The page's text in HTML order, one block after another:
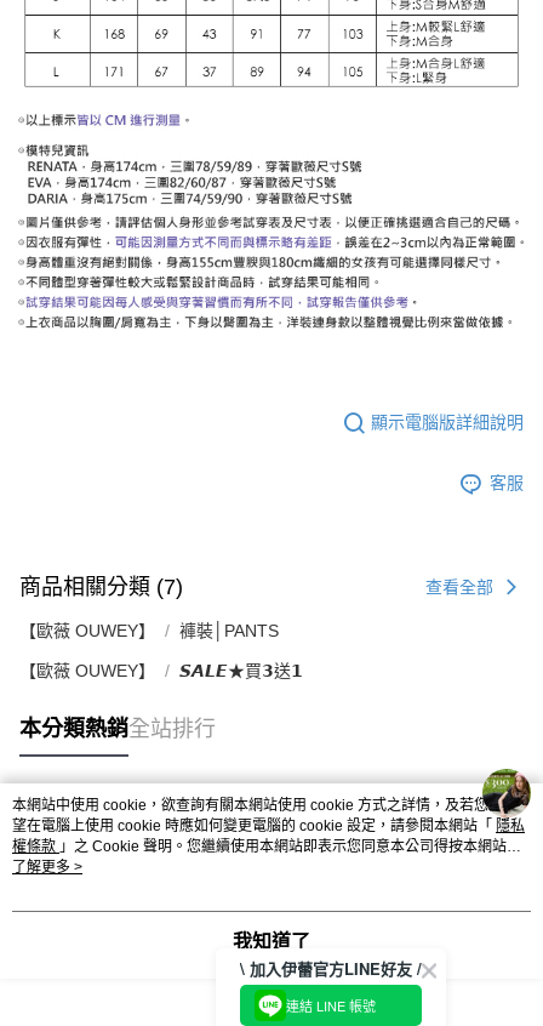
顯示電腦版詳細說明
客服
商品相關分類 (7) 查看全部
【歐薇 OUWEY】 褲裝│PANTS
【歐薇 OUWEY】 𝙎𝘼𝙇𝙀★買𝟯送𝟭
本分類熱銷全站排行
熱門標籤
本網站中使用 cookie，欲查詢有關本網站使用 cookie 方式之詳情，及若您不希
望在電腦上使用 cookie 時應如何變更電腦的 cookie 設定，請參閱本網站「 隱私
權條款 」之 Cookie 聲明。您繼續使用本網站即表示您同意本公司得按本網站使
用條款之 Cookie 聲明使用 cookie。
了解更多 >
我知道了
\ 加入伊蕾官方LINE好友 /
連結 LINE 帳號